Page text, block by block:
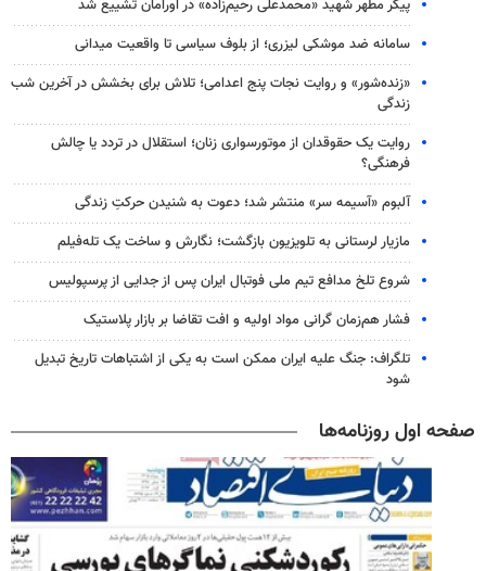
پیکر مطهر شهید «محمدعلی رحیم‌زاده» در اورامان تشییع شد
سامانه ضد موشکی لیزری؛ از بلوف سیاسی تا واقعیت میدانی
«زنده‌شور» و روایت نجات پنج اعدامی؛ تلاش برای بخشش در آخرین شب
زندگی
روایت یک حقوقدان از موتورسواری زنان؛ استقلال در تردد یا چالش
فرهنگی؟
آلبوم «آسیمه سر» منتشر شد؛ دعوت به شنیدن حرکتِ زندگی
مازیار لرستانی به تلویزیون بازگشت؛ نگارش و ساخت یک تله‌فیلم
شروع تلخ مدافع تیم ملی فوتبال ایران پس از جدایی از پرسپولیس
فشار هم‌زمان گرانی مواد اولیه و افت تقاضا بر بازار پلاستیک
تلگراف: جنگ علیه ایران ممکن است به یکی از اشتباهات تاریخ تبدیل
شود
صفحه اول روزنامه‌ها